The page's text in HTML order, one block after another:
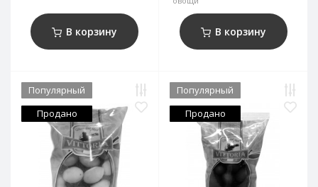
В корзину В корзину
Популярный
Продано
Популярный
Продано